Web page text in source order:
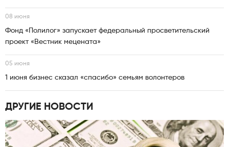
08 июня
Фонд «Полилог» запускает федеральный просветительский
проект «Вестник мецената»
05 июня
1 июня бизнес сказал «спасибо» семьям волонтеров
ДРУГИЕ НОВОСТИ